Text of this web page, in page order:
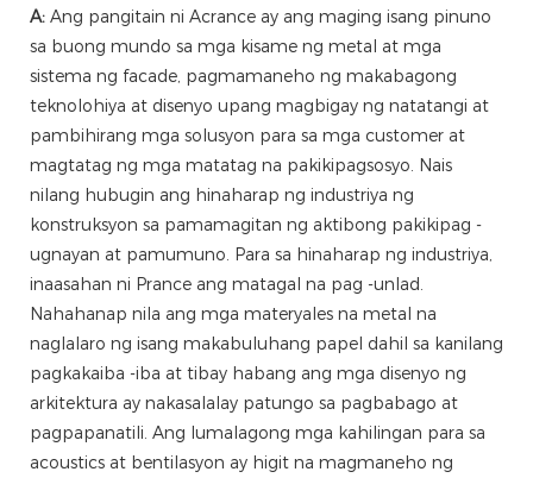
A: Ang pangitain ni Acrance ay ang maging isang pinuno
sa buong mundo sa mga kisame ng metal at mga
sistema ng facade, pagmamaneho ng makabagong
teknolohiya at disenyo upang magbigay ng natatangi at
pambihirang mga solusyon para sa mga customer at
magtatag ng mga matatag na pakikipagsosyo. Nais
nilang hubugin ang hinaharap ng industriya ng
konstruksyon sa pamamagitan ng aktibong pakikipag -
ugnayan at pamumuno. Para sa hinaharap ng industriya,
inaasahan ni Prance ang matagal na pag -unlad.
Nahahanap nila ang mga materyales na metal na
naglalaro ng isang makabuluhang papel dahil sa kanilang
pagkakaiba -iba at tibay habang ang mga disenyo ng
arkitektura ay nakasalalay patungo sa pagbabago at
pagpapanatili. Ang lumalagong mga kahilingan para sa
acoustics at bentilasyon ay higit na magmaneho ng